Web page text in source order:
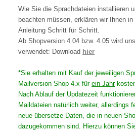
Wie Sie die Sprachdateien installieren
beachten müssen, erklären wir Ihnen
Anleitung Schritt für Schritt.
Ab Shopversion 4.04 bzw. 4.05 wird
verwendet: Download hier
*Sie erhalten mit Kauf der jeweiligen
Mailversion Shop 4.x für ein Jahr
Nach Ablauf der Updatezeit
Maildateien natürlich weiter, allerdings
neue übersetze Daten, die in neuen
dazugekommen sind. Hierzu können